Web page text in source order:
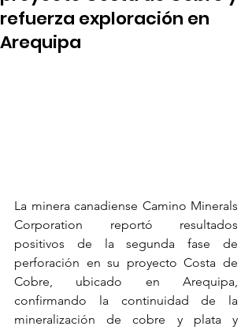
refuerza exploración en
Arequipa
La minera canadiense Camino Minerals
Corporation reportó resultados
positivos de la segunda fase de
perforación en su proyecto Costa de
Cobre, ubicado en Arequipa,
confirmando la continuidad de la
mineralización de cobre y plata y